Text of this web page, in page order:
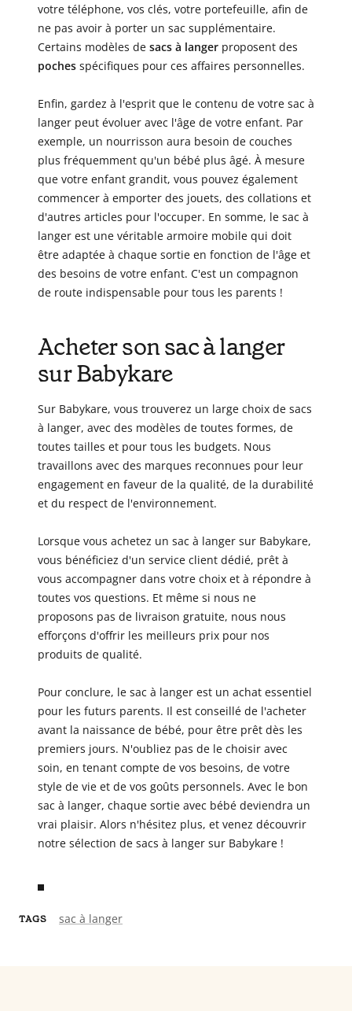
votre téléphone, vos clés, votre portefeuille, afin de
ne pas avoir à porter un sac supplémentaire.
Certains modèles de sacs à langer proposent des
poches spécifiques pour ces affaires personnelles.
Enfin, gardez à l'esprit que le contenu de votre sac à
langer peut évoluer avec l'âge de votre enfant. Par
exemple, un nourrisson aura besoin de couches
plus fréquemment qu'un bébé plus âgé. À mesure
que votre enfant grandit, vous pouvez également
commencer à emporter des jouets, des collations et
d'autres articles pour l'occuper. En somme, le sac à
langer est une véritable armoire mobile qui doit
être adaptée à chaque sortie en fonction de l'âge et
des besoins de votre enfant. C'est un compagnon
de route indispensable pour tous les parents !
Acheter son sac à langer
sur Babykare
Sur Babykare, vous trouverez un large choix de sacs
à langer, avec des modèles de toutes formes, de
toutes tailles et pour tous les budgets. Nous
travaillons avec des marques reconnues pour leur
engagement en faveur de la qualité, de la durabilité
et du respect de l'environnement.
Lorsque vous achetez un sac à langer sur Babykare,
vous bénéficiez d'un service client dédié, prêt à
vous accompagner dans votre choix et à répondre à
toutes vos questions. Et même si nous ne
proposons pas de livraison gratuite, nous nous
efforçons d'offrir les meilleurs prix pour nos
produits de qualité.
Pour conclure, le sac à langer est un achat essentiel
pour les futurs parents. Il est conseillé de l'acheter
avant la naissance de bébé, pour être prêt dès les
premiers jours. N'oubliez pas de le choisir avec
soin, en tenant compte de vos besoins, de votre
style de vie et de vos goûts personnels. Avec le bon
sac à langer, chaque sortie avec bébé deviendra un
vrai plaisir. Alors n'hésitez plus, et venez découvrir
notre sélection de sacs à langer sur Babykare !
TAGS sac à langer